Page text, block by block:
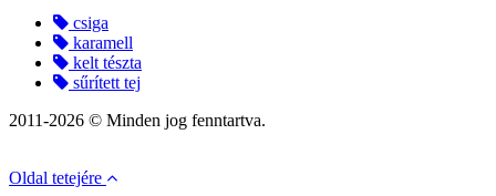
csiga
karamell
kelt tészta
sűrített tej
2011-2026 © Minden jog fenntartva.
Oldal tetejére